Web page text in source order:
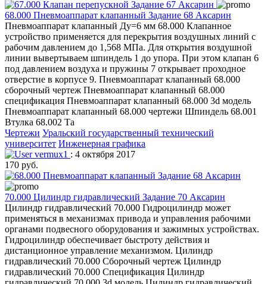
68.000 Пневмоаппарат клапанный Задание 68 Аксарин
Пневмоаппарат клапанный Ду=6 мм 68.000 Клапанное
устройство применяется для перекрытия воздушных линий с
рабочим давлением до 1,568 МПа. Для открытия воздушной
линии вывертываем шпиндель 1 до упора. При этом клапан 6
под давлением воздуха и пружины 7 открывает проходное
отверстие в корпусе 9. Пневмоаппарат клапанный 68.000
сборочный чертеж Пневмоаппарат клапанный 68.000
спецификация Пневмоаппарат клапанный 68.000 3d модель
Пневмоаппарат клапанный 68.000 чертежи Шпиндель 68.001
Втулка 68.002 Та
Чертежи Уральский государственный технический
университет Инженерная графика
vermux1 : 4 октября 2017
170 руб.
70.000 Цилиндр гидравлический Задание 70 Аксарин
Цилиндр гидравлический 70.000 Гидроцилиндр может
применяться в механизмах привода и управления рабочими
органами подвесного оборудования и зажимных устройствах.
Гидроцилиндр обеспечивает быстроту действия и
дистанционное управление механизмом. Цилиндр
гидравлический 70.000 Сборочный чертеж Цилиндр
гидравлический 70.000 Спецификация Цилиндр